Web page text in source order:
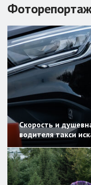
Скорость и
водителя такси